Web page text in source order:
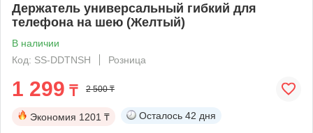
Держатель универсальный гибкий для
телефона на шею (Желтый)
В наличии
Код: SS-DDTNSH
Розница
1 299 ₸ 2 500 ₸
Экономия 1201 ₸ Осталось 42 дня